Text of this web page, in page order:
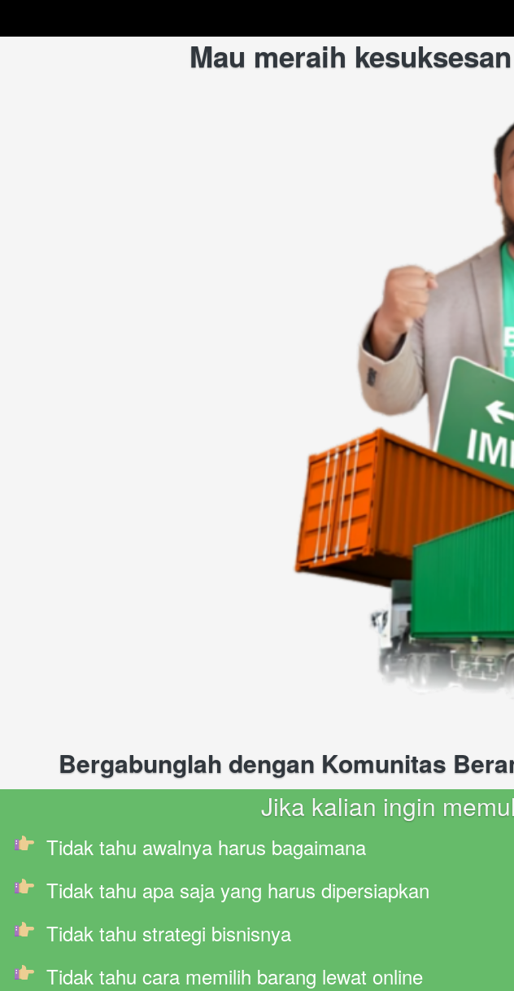
Mau meraih
Bergabunglah dengan Komunitas
Jika kalian ingin
Tidak tahu awalnya harus bagaimana
Tidak tahu apa saja yang harus dipersiapkan
Tidak tahu strategi bisnisnya
Tidak tahu cara memilih barang lewat online